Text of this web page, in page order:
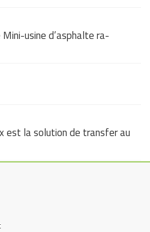
usine d’asphalte ra-
est la solution de transfer au